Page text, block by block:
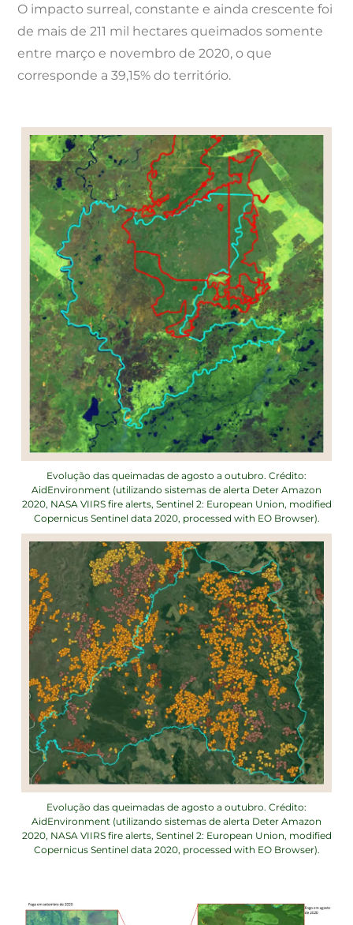
O impacto surreal, constante e ainda crescente foi
de mais de 211 mil hectares queimados somente
entre março e novembro de 2020, o que
corresponde a 39,15% do território.
Evolução das queimadas de agosto a outubro. Crédito:
AidEnvironment (utilizando sistemas de alerta Deter Amazon
2020, NASA VIIRS fire alerts, Sentinel 2: European Union, modified
Copernicus Sentinel data 2020, processed with EO Browser).
Evolução das queimadas de agosto a outubro. Crédito:
AidEnvironment (utilizando sistemas de alerta Deter Amazon
2020, NASA VIIRS fire alerts, Sentinel 2: European Union, modified
Copernicus Sentinel data 2020, processed with EO Browser).